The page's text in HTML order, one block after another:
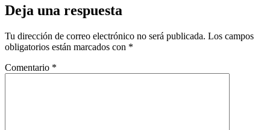
Deja una respuesta
Tu dirección de correo electrónico no será publicada. Los campos
obligatorios están marcados con *
Comentario *